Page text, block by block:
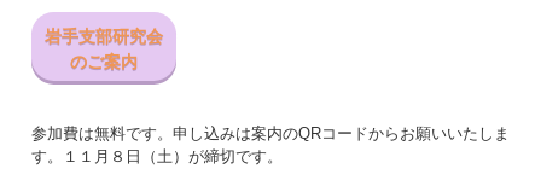
岩手支部研究会
のご案内
参加費は無料です。申し込みは案内のQRコードからお願いいたしま
す。１１月８日（土）が締切です。